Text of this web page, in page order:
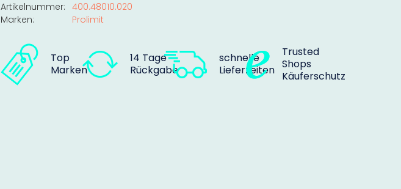
Artikelnummer: 400.48010.020
Marken:
Prolimit
Top
Marken
14 Tage
Rückgabe
schnelle
Lieferzeiten
Trusted
Shops
Käuferschutz